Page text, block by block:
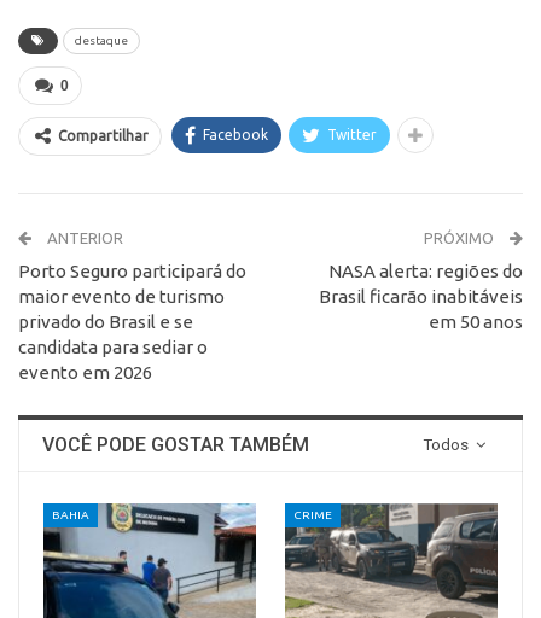
destaque
0
Compartilhar Facebook Twitter
ANTERIOR
Porto Seguro participará do
maior evento de turismo
privado do Brasil e se
candidata para sediar o
evento em 2026
PRÓXIMO
NASA alerta: regiões do
Brasil ficarão inabitáveis
em 50 anos
Todos
VOCÊ PODE GOSTAR TAMBÉM
BAHIA CRIME